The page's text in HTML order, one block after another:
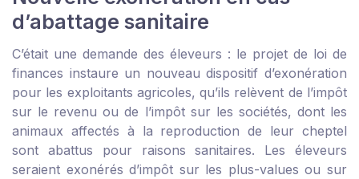
d’abattage sanitaire
C’était une demande des éleveurs : le projet de loi de
finances instaure un nouveau dispositif d’exonération
pour les exploitants agricoles, qu’ils relèvent de l’impôt
sur le revenu ou de l’impôt sur les sociétés, dont les
animaux affectés à la reproduction de leur cheptel
sont abattus pour raisons sanitaires. Les éleveurs
seraient exonérés d’impôt sur les plus-values ou sur